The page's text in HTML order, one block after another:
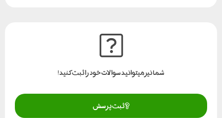
شما نیز میتوانید سوالات خود را ثبت کنید!
ثبت پرسش